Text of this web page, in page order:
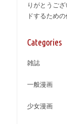
りがとうご
ドするため
Categories
雑誌
一般漫画
少女漫画